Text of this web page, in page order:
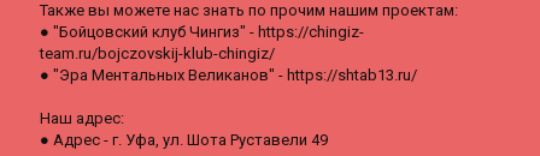
Также вы можете нас знать по прочим нашим проектам:
● "Бойцовский клуб Чингиз" - https://chingiz-
team.ru/bojczovskij-klub-chingiz/
● "Эра Ментальных Великанов" - https://shtab13.ru/
Наш адрес:
● Адрес - г. Уфа, ул. Шота Руставели 49